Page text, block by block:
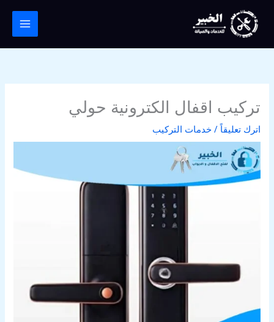
المحتوى
تركيب اقفال الكترونية حولي
اترك تعليقاً /خدمات التركيب